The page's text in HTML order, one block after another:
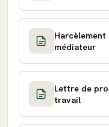
médiateur
Lettre de
travail